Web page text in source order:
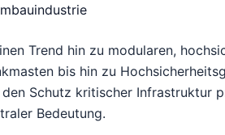
Trend hin zu modularen,
bis hin zu
Schutz kritischer Infrastruktur
Bedeutung.